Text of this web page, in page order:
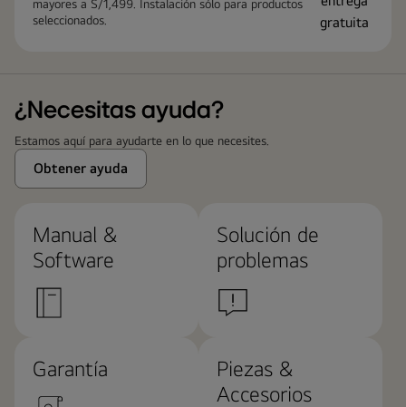
mayores a S/1,499. Instalación sólo para productos
seleccionados.
¿Necesitas ayuda?
Estamos aquí para ayudarte en lo que necesites.
Obtener ayuda
Manual &
Software
Solución de
problemas
Garantía
Piezas &
Accesorios